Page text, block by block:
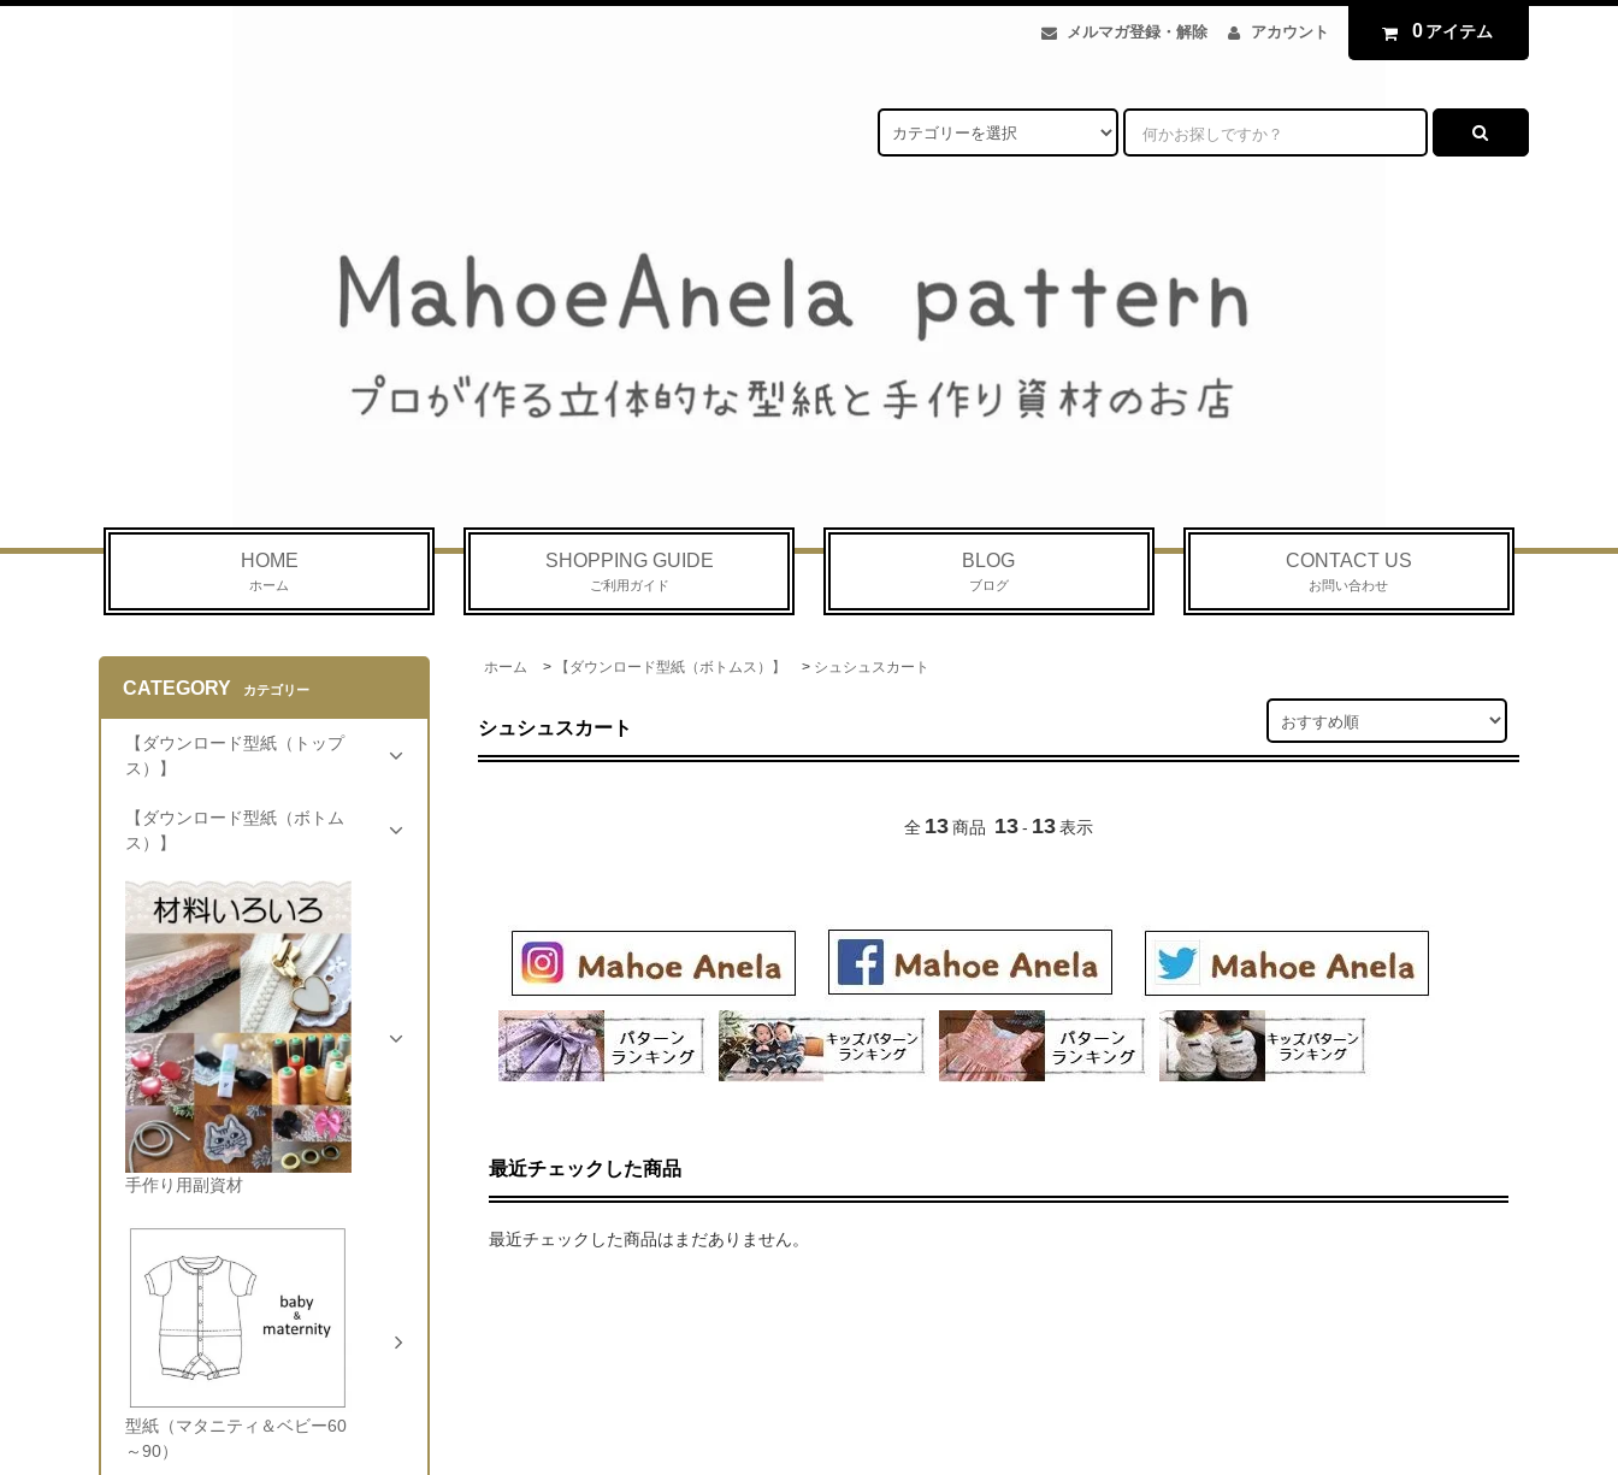
メルマガ登録・解除 アカウント 0 アイテム
HOME
ホーム
SHOPPING GUIDE
ご利用ガイド
BLOG
ブログ
CONTACT US
お問い合わせ
ホーム > 【ダウンロード型紙（ボトムス）】 > シュシュスカート
シュシュスカート
全 13商品 13- 13表示
最近チェックした商品
最近チェックした商品はまだありません。
CATEGORY カテゴリー
【ダウンロード型紙（トップ
ス）】
【ダウンロード型紙（ボトム
ス）】
手作り用副資材
型紙（マタニティ＆ベビー60
～90）